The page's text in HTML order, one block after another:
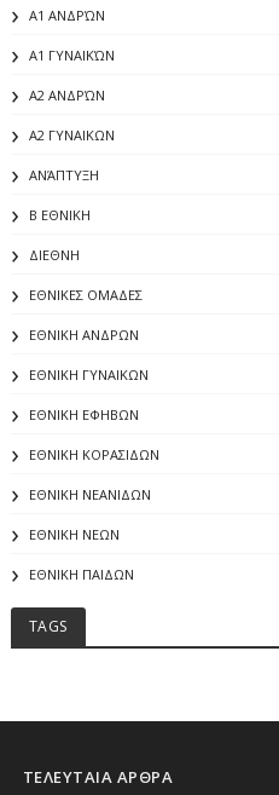
Α1 ΑΝΔΡΏΝ
Α1 ΓΥΝΑΙΚΏΝ
Α2 ΑΝΔΡΏΝ
Α2 ΓΥΝΑΙΚΩΝ
ΑΝΆΠΤΥΞΗ
Β ΕΘΝΙΚΗ
ΔΙΕΘΝΗ
ΕΘΝΙΚΕΣ ΟΜΑΔΕΣ
ΕΘΝΙΚΗ ΑΝΔΡΩΝ
ΕΘΝΙΚΗ ΓΥΝΑΙΚΩΝ
ΕΘΝΙΚΗ ΕΦΗΒΩΝ
ΕΘΝΙΚΗ ΚΟΡΑΣΙΔΩΝ
ΕΘΝΙΚΗ ΝΕΑΝΙΔΩΝ
ΕΘΝΙΚΗ ΝΕΩΝ
ΕΘΝΙΚΗ ΠΑΙΔΩΝ
TAGS
ΤΕΛΕΥΤΑΙΑ ΑΡΘΡΑ